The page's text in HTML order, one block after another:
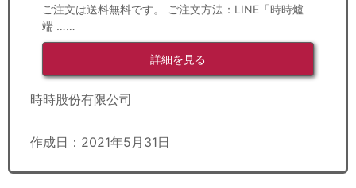
ご注文は送料無料です。 ご注文方法：LINE「時時爐
端 ……
詳細を見る
時時股份有限公司
作成日：2021年5月31日